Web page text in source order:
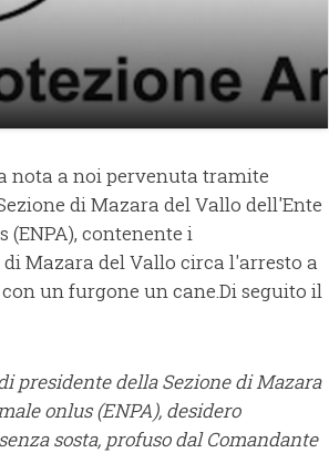
nota a noi pervenuta tramite
di Mazara del Vallo dell'Ente
contenente i
Mazara del Vallo circa l'arresto a
un furgone un cane.Di seguito il
presidente della Sezione di Mazara
onlus (ENPA), desidero
sosta, profuso dal Comandante